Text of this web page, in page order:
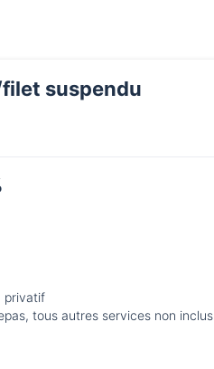
suspendu
privatif
tous autres services non